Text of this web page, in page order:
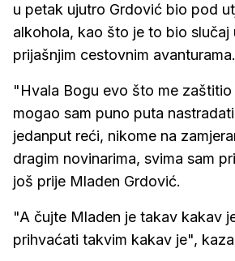
u petak ujutro Grdović bio pod
alkohola, kao što je to bio slučaj
prijašnjim cestovnim avanturama.
"Hvala Bogu evo što me zaštitio
mogao sam puno puta
jedanput reći, nikome na
dragim novinarima, svima sam
još prije Mladen Grdović.
"A čujte Mladen je takav kakav
prihvaćati takvim kakav je",